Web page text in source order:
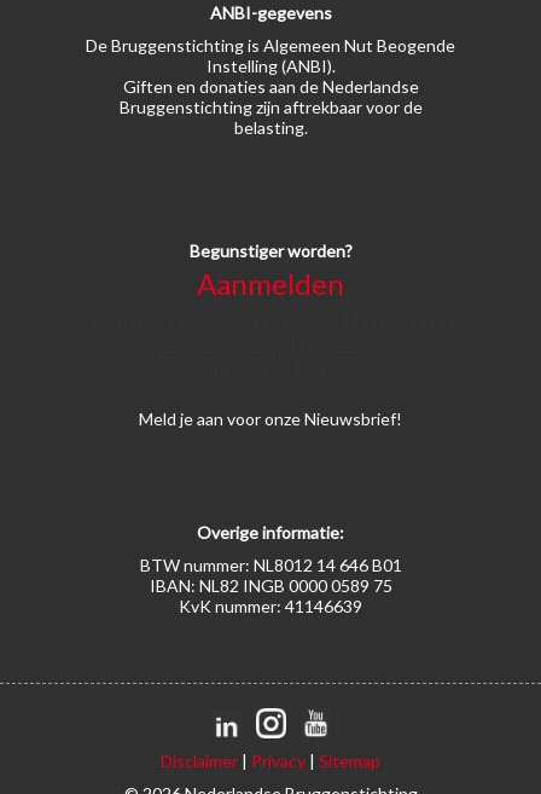
ANBI-gegevens
De Bruggenstichting is Algemeen Nut Beogende
Instelling (ANBI).
Giften en donaties aan de Nederlandse
Bruggenstichting zijn aftrekbaar voor de
belasting.
Begunstiger worden?
Aanmelden
Meld je aan voor onze Nieuwsbrief!
Overige informatie:
BTW nummer: NL8012 14 646 B01
IBAN: NL82 INGB 0000 0589 75
KvK nummer: 41146639
Disclaimer | Privacy | Sitemap